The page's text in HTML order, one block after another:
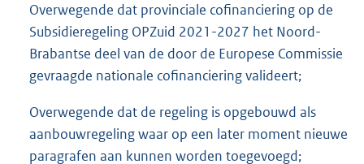
Overwegende dat provinciale cofinanciering op de
Subsidieregeling OPZuid 2021-2027 het Noord-
Brabantse deel van de door de Europese Commissie
gevraagde nationale cofinanciering valideert;
Overwegende dat de regeling is opgebouwd als
aanbouwregeling waar op een later moment nieuwe
paragrafen aan kunnen worden toegevoegd;